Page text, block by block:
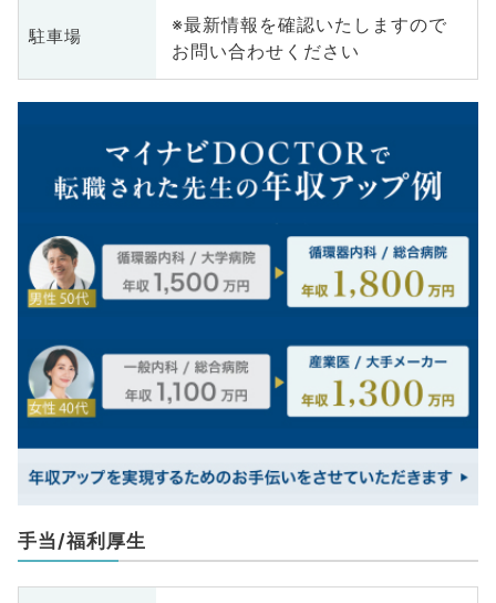
駐車場
※最新情報を確認いたしますので
お問い合わせください
手当/福利厚生